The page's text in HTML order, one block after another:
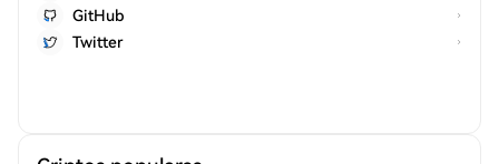
GitHub
Twitter